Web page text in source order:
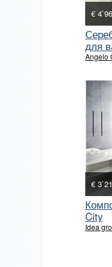
€
для
Angelo
€
City
Idea